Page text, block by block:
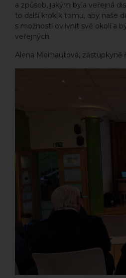
a způsob, jakým byla veřejná
to další krok k tomu, aby naše
s možností ovlivnit své okolí a
veřejných.
Alena Merhautová, zástupkyně